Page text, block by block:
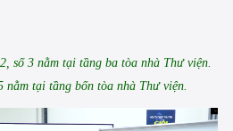
số 3 nằm tại tầng ba tòa nhà Thư viện.
nằm tại tầng bốn tòa nhà Thư viện.